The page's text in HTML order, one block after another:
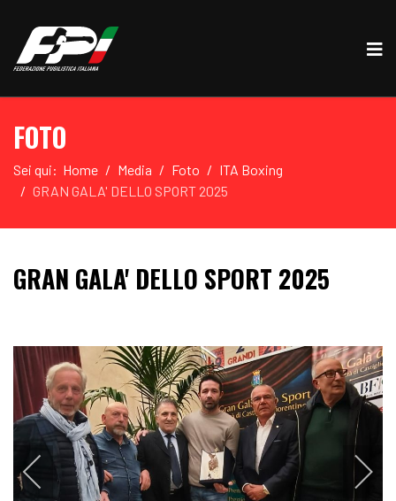
FOTO
Sei qui: Home Media Foto
ITA Boxing
GRAN GALA' DELLO SPORT 2025
GRAN GALA' DELLO SPORT 2025